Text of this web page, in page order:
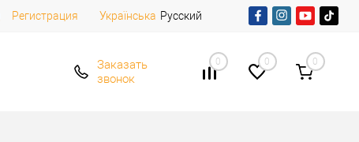
Регистрация Українська Русский
Заказать
звонок
0 0 0